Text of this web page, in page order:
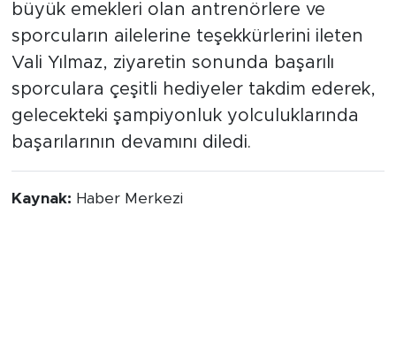
büyük emekleri olan antrenörlere ve
sporcuların ailelerine teşekkürlerini ileten
Vali Yılmaz, ziyaretin sonunda başarılı
sporculara çeşitli hediyeler takdim ederek,
gelecekteki şampiyonluk yolculuklarında
başarılarının devamını diledi.
Kaynak: Haber Merkezi